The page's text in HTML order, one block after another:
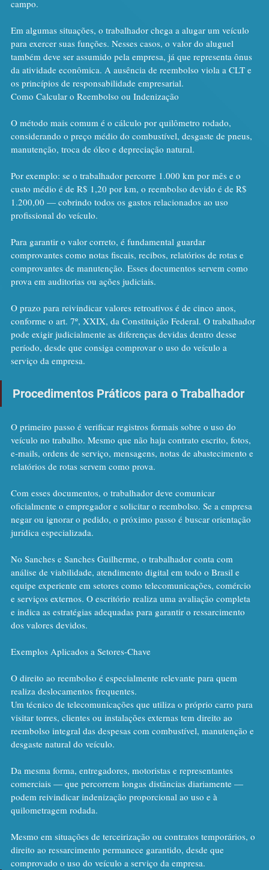
campo.
Em algumas situações, o trabalhador chega a alugar um veículo
para exercer suas funções. Nesses casos, o valor do aluguel
também deve ser assumido pela empresa, já que representa ônus
da atividade econômica. A ausência de reembolso viola a CLT e
os princípios de responsabilidade empresarial.
Como Calcular o Reembolso ou Indenização
O método mais comum é o cálculo por quilômetro rodado,
considerando o preço médio do combustível, desgaste de pneus,
manutenção, troca de óleo e depreciação natural.
Por exemplo: se o trabalhador percorre 1.000 km por mês e o
custo médio é de R$ 1,20 por km, o reembolso devido é de R$
1.200,00 — cobrindo todos os gastos relacionados ao uso
profissional do veículo.
Para garantir o valor correto, é fundamental guardar
comprovantes como notas fiscais, recibos, relatórios de rotas e
comprovantes de manutenção. Esses documentos servem como
prova em auditorias ou ações judiciais.
O prazo para reivindicar valores retroativos é de cinco anos,
conforme o art. 7º, XXIX, da Constituição Federal. O trabalhador
pode exigir judicialmente as diferenças devidas dentro desse
período, desde que consiga comprovar o uso do veículo a
serviço da empresa.
Procedimentos Práticos para o Trabalhador
O primeiro passo é verificar registros formais sobre o uso do
veículo no trabalho. Mesmo que não haja contrato escrito, fotos,
e-mails, ordens de serviço, mensagens, notas de abastecimento e
relatórios de rotas servem como prova.
Com esses documentos, o trabalhador deve comunicar
oficialmente o empregador e solicitar o reembolso. Se a empresa
negar ou ignorar o pedido, o próximo passo é buscar orientação
jurídica especializada.
No Sanches e Sanches Guilherme, o trabalhador conta com
análise de viabilidade, atendimento digital em todo o Brasil e
equipe experiente em setores como telecomunicações, comércio
e serviços externos. O escritório realiza uma avaliação completa
e indica as estratégias adequadas para garantir o ressarcimento
dos valores devidos.
Exemplos Aplicados a Setores-Chave
O direito ao reembolso é especialmente relevante para quem
realiza deslocamentos frequentes.
Um técnico de telecomunicações que utiliza o próprio carro para
visitar torres, clientes ou instalações externas tem direito ao
reembolso integral das despesas com combustível, manutenção e
desgaste natural do veículo.
Da mesma forma, entregadores, motoristas e representantes
comerciais — que percorrem longas distâncias diariamente —
podem reivindicar indenização proporcional ao uso e à
quilometragem rodada.
Mesmo em situações de terceirização ou contratos temporários, o
direito ao ressarcimento permanece garantido, desde que
comprovado o uso do veículo a serviço da empresa.